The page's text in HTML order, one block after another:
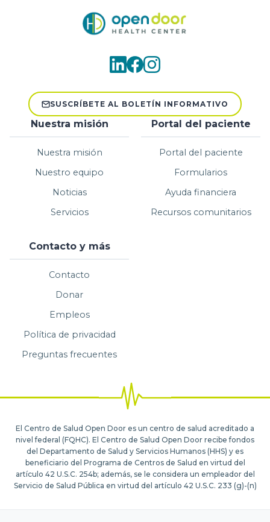
SUSCRÍBETE AL BOLETÍN INFORMATIVO
Nuestra misión
Nuestra misión
Nuestro equipo
Noticias
Servicios
Portal del paciente
Portal del paciente
Formularios
Ayuda financiera
Recursos comunitarios
Contacto y más
Contacto
Donar
Empleos
Política de privacidad
Preguntas frecuentes
El Centro de Salud Open Door es un centro de salud acreditado a
nivel federal (FQHC). El Centro de Salud Open Door recibe fondos
del Departamento de Salud y Servicios Humanos (HHS) y es
beneficiario del Programa de Centros de Salud en virtud del
artículo 42 U.S.C. 254b; además, se le considera un empleador del
Servicio de Salud Pública en virtud del artículo 42 U.S.C. 233 (g)-(n)